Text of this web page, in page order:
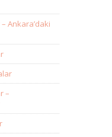
Ankara’daki
–